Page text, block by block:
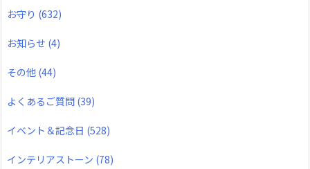
お守り (632)
お知らせ (4)
その他 (44)
よくあるご質問 (39)
イベント＆記念日 (528)
インテリアストーン (78)